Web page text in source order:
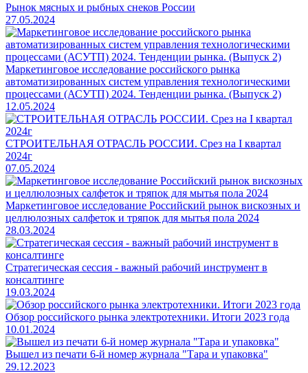
Рынок мясных и рыбных снеков России
27.05.2024
Маркетинговое исследование российского рынка
автоматизированных систем управления технологическими
процессами (АСУТП) 2024. Тенденции рынка. (Выпуск 2)
12.05.2024
СТРОИТЕЛЬНАЯ ОТРАСЛЬ РОССИИ. Срез на I квартал
2024г
07.05.2024
Маркетинговое исследование Российский рынок вискозных и
целлюлозных салфеток и тряпок для мытья пола 2024
28.03.2024
Стратегическая сессия - важный рабочий инструмент в
консалтинге
19.03.2024
Обзор российского рынка электротехники. Итоги 2023 года
10.01.2024
Вышел из печати 6-й номер журнала "Тара и упаковка"
29.12.2023